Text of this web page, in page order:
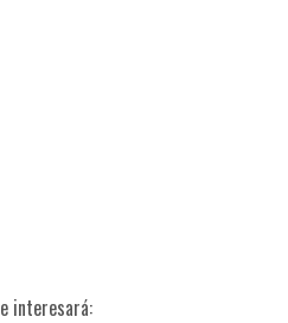
interesará: